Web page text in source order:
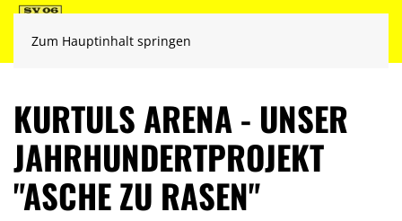
Zum Hauptinhalt springen
KURTULS ARENA - UNSER
JAHRHUNDERTPROJEKT
"ASCHE ZU RASEN"